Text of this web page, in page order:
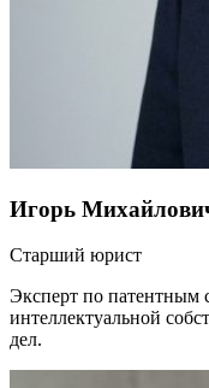
Игорь
Старший юрист
Эксперт по патентным
интеллектуальной
дел.